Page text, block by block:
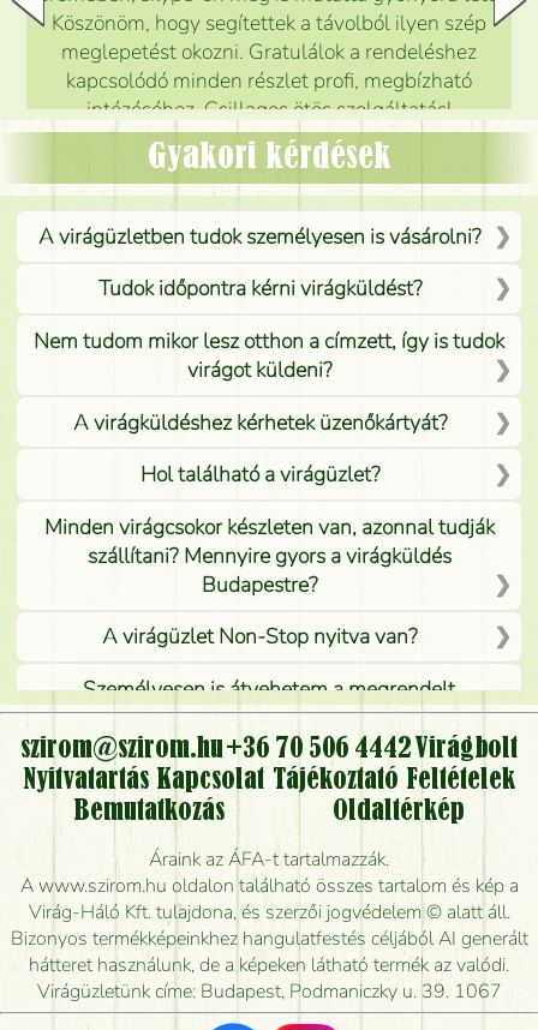
Köszönöm, hogy segítettek a távolból ilyen szép
meglepetést okozni. Gratulálok a rendeléshez
kapcsolódó minden részlet profi, megbízható
intézéséhez. Csillagos ötös szolgáltatás!
Mónika
Gyakori kérdések
A virágüzletben tudok személyesen is vásárolni?
Tudok időpontra kérni virágküldést?
Nem tudom mikor lesz otthon a címzett, így is tudok
virágot küldeni?
A virágküldéshez kérhetek üzenőkártyát?
Hol található a virágüzlet?
Minden virágcsokor készleten van, azonnal tudják
szállítani? Mennyire gyors a virágküldés
Budapestre?
A virágüzlet Non-Stop nyitva van?
Személyesen is átvehetem a megrendelt
virágcsokrot, vagy csak virágküldéssel, kiszállítással
kérhető?
Vidékre is lehet rendelni?
Meddig rendelhetek virágküldést úgy, hogy még ma
kiszállítsák?
Mennyire gyorsan tudják elkészíteni a csokrot, és
mikor tudják leghamarabb kiszállítani?
Vörös rózsát keresek, van önöknél?
szirom@szirom.hu +36 70 506 4442Virágbolt
Nyitvatartás Kapcsolat Tájékoztató Feltételek
Bemutatkozás
Oldaltérkép
Áraink az ÁFA-t tartalmazzák.
A www.szirom.hu oldalon található összes tartalom és kép a
Virág-Háló Kft. tulajdona, és szerzői jogvédelem © alatt áll.
Bizonyos termékképeinkhez hangulatfestés céljából AI generált
hátteret használunk, de a képeken látható termék az valódi.
Virágüzletünk címe: Budapest, Podmaniczky u. 39. 1067